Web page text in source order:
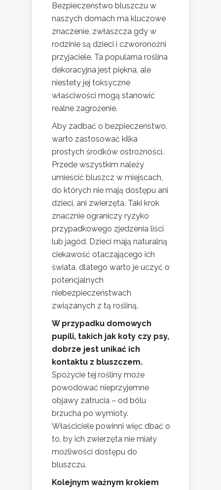
Bezpieczeństwo bluszczu w
naszych domach ma kluczowe
znaczenie, zwłaszcza gdy w
rodzinie są dzieci i czworonożni
przyjaciele. Ta popularna roślina
dekoracyjna jest piękna, ale
niestety jej toksyczne
właściwości mogą stanowić
realne zagrożenie.
Aby zadbać o bezpieczeństwo,
warto zastosować kilka
prostych środków ostrożności.
Przede wszystkim należy
umieścić bluszcz w miejscach,
do których nie mają dostępu ani
dzieci, ani zwierzęta. Taki krok
znacznie ograniczy ryzyko
przypadkowego zjedzenia liści
lub jagód. Dzieci mają naturalną
ciekawość otaczającego ich
świata, dlatego warto je uczyć o
potencjalnych
niebezpieczeństwach
związanych z tą rośliną.
W przypadku domowych
pupili, takich jak koty czy psy,
dobrze jest unikać ich
kontaktu z bluszczem.
Spożycie tej rośliny może
powodować nieprzyjemne
objawy zatrucia – od bólu
brzucha po wymioty.
Właściciele powinni więc dbać o
to, by ich zwierzęta nie miały
możliwości dostępu do
bluszczu.
Kolejnym ważnym krokiem